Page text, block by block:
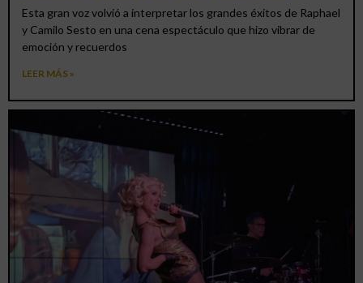
Esta gran voz volvió a interpretar los grandes éxitos de Raphael
y Camilo Sesto en una cena espectáculo que hizo vibrar de
emoción y recuerdos
LEER MÁS »